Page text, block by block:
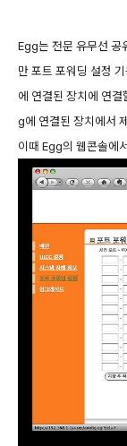
Egg는 전문 유무선 공
만 포트 포워딩 설정
에 연결된 장치에 연
g에 연결된 장치에서
이때 Egg의 웹콘솔에